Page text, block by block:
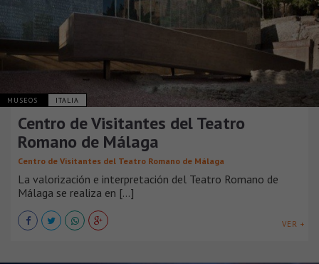
MUSEOS ITALIA
Centro de Visitantes del Teatro
Romano de Málaga
Centro de Visitantes del Teatro Romano de Málaga
La valorización e interpretación del Teatro Romano de
Málaga se realiza en [...]
VER +